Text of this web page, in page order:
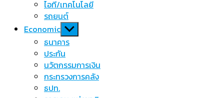
ไอที/เทคโนโลยี
รถยนต์
Economic Show
sub
menu
ธนาคาร
ประกัน
นวัตกรรมการเงิน
กระทรวงการคลัง
ธปท.